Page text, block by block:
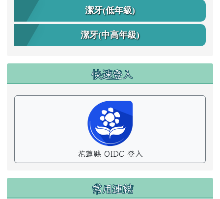
潔牙(低年級)
潔牙(中高年級)
快速登入
花蓮縣 OIDC 登入
常用連結